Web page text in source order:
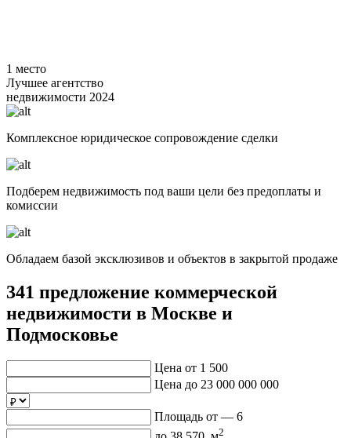
1 место
Лучшее агентство
недвижимости 2024
Комплексное юридическое сопровождение сделки
Подберем недвижимость под ваши цели без предоплаты и
комиссии
Обладаем базой эксклюзивов и объектов в закрытой продаже
341 предложение коммерческой
недвижимости в Москве и
Подмосковье
Цена от 1 500
Цена до 23 000 000 000
Площадь от — 6
2